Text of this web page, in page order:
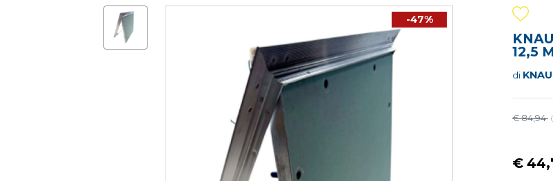
-47%
12,5
di
€ 84,94
€